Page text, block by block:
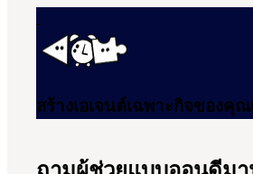
สร้างเอเจนต์เฉพาะกิจของคุณ